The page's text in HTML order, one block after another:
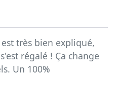
très bien expliqué,
régalé ! Ça change
Un 100%